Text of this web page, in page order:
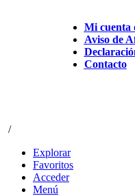
Mi cuenta
Aviso de
Contacto
/
Explorar
Favoritos
Acceder
Menú